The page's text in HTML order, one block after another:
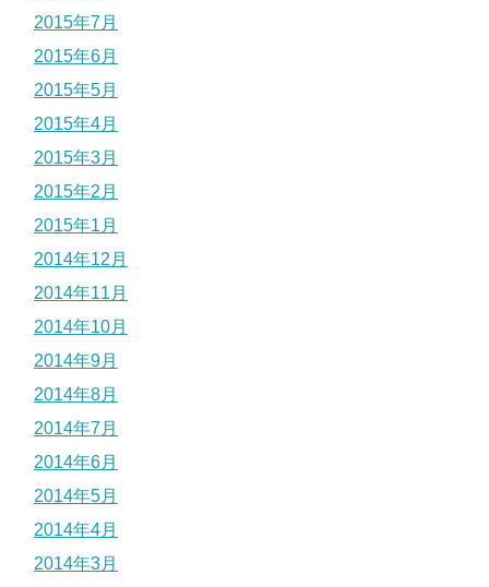
2015年7月
2015年6月
2015年5月
2015年4月
2015年3月
2015年2月
2015年1月
2014年12月
2014年11月
2014年10月
2014年9月
2014年8月
2014年7月
2014年6月
2014年5月
2014年4月
2014年3月